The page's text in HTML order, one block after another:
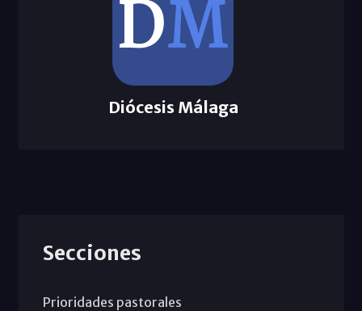
Diócesis Málaga
Secciones
Prioridades pastorales